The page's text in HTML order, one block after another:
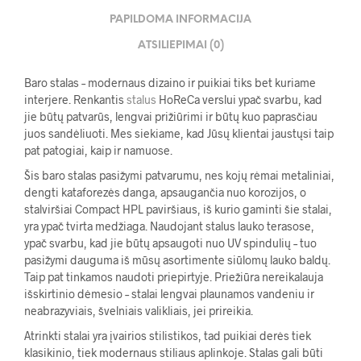
PAPILDOMA INFORMACIJA
ATSILIEPIMAI (0)
Baro stalas – modernaus dizaino ir puikiai tiks bet kuriame
interjere. Renkantis stalus HoReCa verslui ypač svarbu, kad
jie būtų patvarūs, lengvai prižiūrimi ir būtų kuo paprasčiau
juos sandėliuoti. Mes siekiame, kad Jūsų klientai jaustųsi taip
pat patogiai, kaip ir namuose.
Šis baro stalas pasižymi patvarumu, nes kojų rėmai metaliniai,
dengti kataforezės danga, apsaugančia nuo korozijos, o
stalviršiai Compact HPL paviršiaus, iš kurio gaminti šie stalai,
yra ypač tvirta medžiaga. Naudojant stalus lauko terasose,
ypač svarbu, kad jie būtų apsaugoti nuo UV spindulių – tuo
pasižymi dauguma iš mūsų asortimente siūlomų lauko baldų.
Taip pat tinkamos naudoti priepirtyje. Priežiūra nereikalauja
išskirtinio dėmesio – stalai lengvai plaunamos vandeniu ir
neabrazyviais, švelniais valikliais, jei prireikia.
Atrinkti stalai yra įvairios stilistikos, tad puikiai derės tiek
klasikinio, tiek modernaus stiliaus aplinkoje. Stalas gali būti